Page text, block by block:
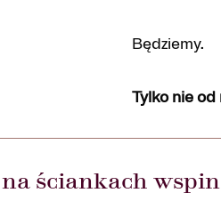
Będziemy.
Tylko nie od
ściankach